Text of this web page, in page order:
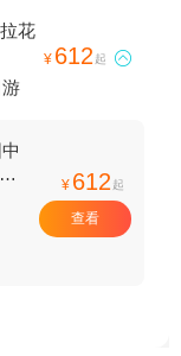
花
¥ 612 起 
¥ 612 起
查看